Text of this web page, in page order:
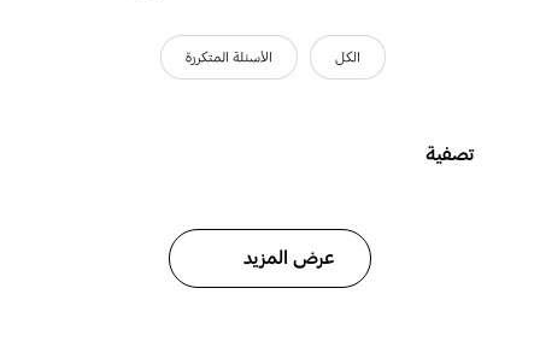
الكل الأسئلة المتكررة
تصفية
عرض المزيد